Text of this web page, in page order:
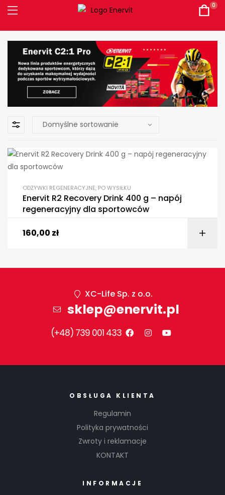
0
ODŻYWKI REGENERACYJNE, PO WYSIŁKU
Enervit R2 Recovery Drink 400 g – napój
regeneracyjny dla sportowców
160,00 zł
XC-Life Sp. z o.o.
sklep@enervit.pl
(+48) 739 001 433
OBSŁUGA KLIENTA
Regulamin
Polityka prywatności
Zwroty i reklamacje
KONTAKT
INFORMACJE